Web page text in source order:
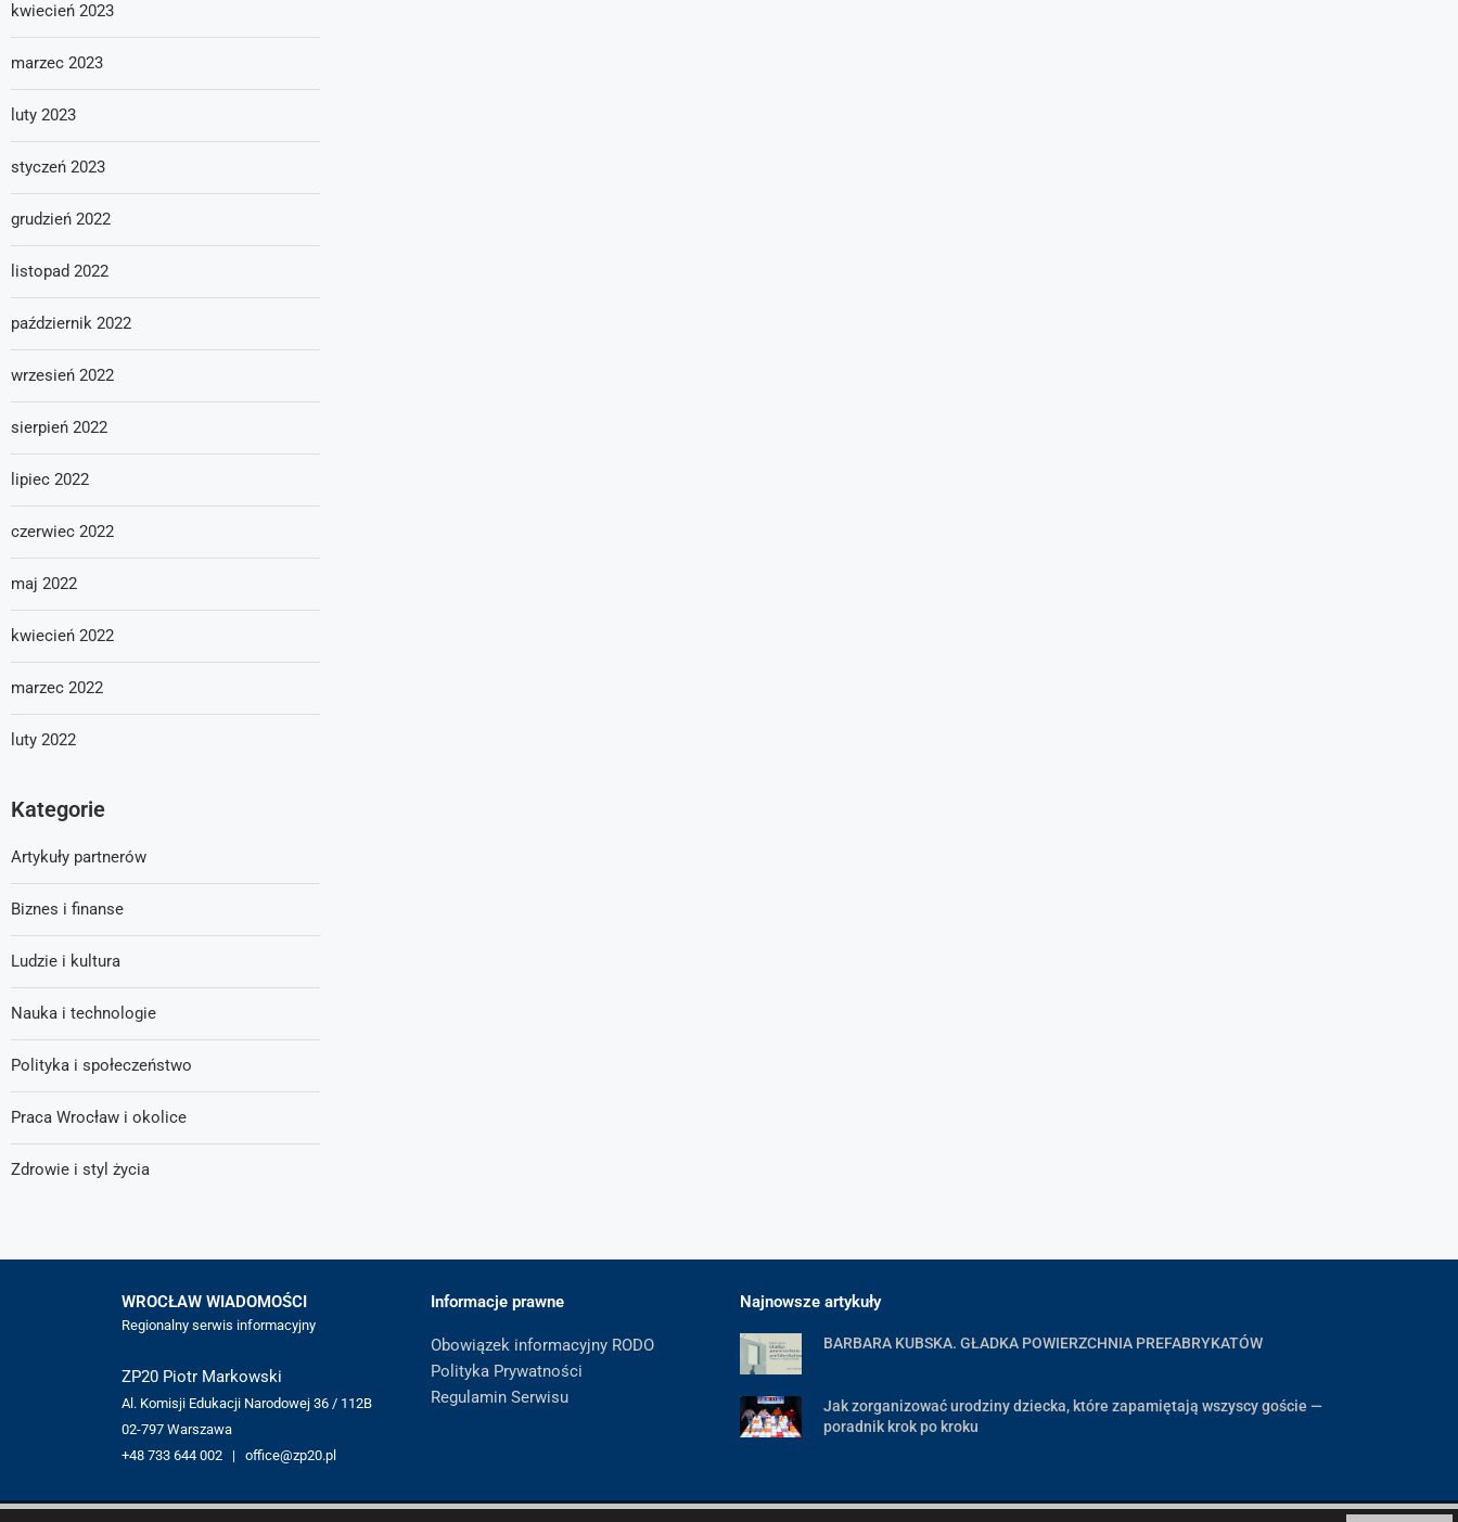
kwiecień 2023
marzec 2023
luty 2023
styczeń 2023
grudzień 2022
listopad 2022
październik 2022
wrzesień 2022
sierpień 2022
lipiec 2022
czerwiec 2022
maj 2022
kwiecień 2022
marzec 2022
luty 2022
Kategorie
Artykuły partnerów
Biznes i finanse
Ludzie i kultura
Nauka i technologie
Polityka i społeczeństwo
Praca Wrocław i okolice
Zdrowie i styl życia
WROCŁAW WIADOMOŚCI
Regionalny serwis informacyjny
ZP20 Piotr Markowski
Al. Komisji Edukacji Narodowej 36 / 112B
02-797 Warszawa
+48 733 644 002 | office@zp20.pl
Informacje prawne
Obowiązek informacyjny RODO
Polityka Prywatności
Regulamin Serwisu
Najnowsze artykuły
BARBARA KUBSKA. GŁADKA POWIERZCHNIA PREFABRYKATÓW
Jak zorganizować urodziny dziecka, które zapamiętają wszyscy goście —
poradnik krok po kroku